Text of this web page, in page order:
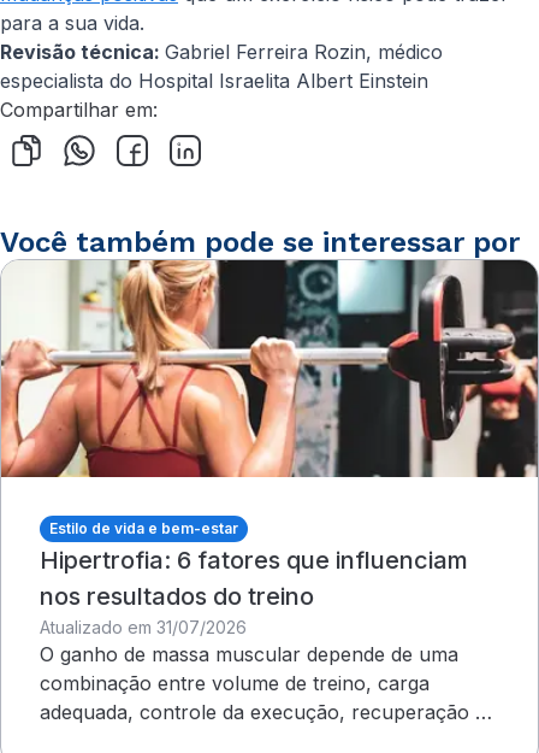
para a sua vida.
Revisão técnica: Gabriel Ferreira Rozin​, médico
especialista do Hospital Israelita Albert Einstein
Compartilhar em:
Você também pode se interessar por
Estilo de vida e bem-estar
Hipertrofia: 6 fatores que influenciam
nos resultados do treino
Atualizado em 31/07/2026
O ganho de massa muscular depende de uma
combinação entre volume de treino, carga
adequada, controle da execução, recuperação e